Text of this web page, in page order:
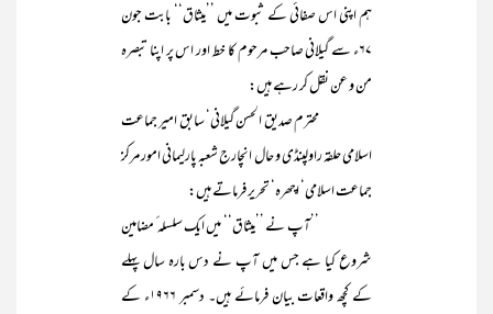
ہم اپنی اس صفائی کے ثبوت میں ’’میثاق‘‘ بابت جون
۶۷ء سے گیلانی صاحب مرحوم کا خط اور اس پر اپنا تبصرہ
من و عن نقل کر رہے ہیں:
محترم صدیق الحسن گیلانی‘ سابق امیر جماعت
اسلامی حلقہ راولپنڈی و حال انچارج شعبہ پارلیمانی امور مرکز
جماعت اسلامی‘ اچھرہ‘ تحریر فرماتے ہیں:
’’آپ نے ’’میثاق‘‘ میں ایک سلسلہ ٔ مضامین
شروع کیا ہے جس میں آپ نے دس بارہ سال پہلے
کے کچھ واقعات بیان فرمائے ہیں۔ دسمبر ۱۹۶۶ء کے